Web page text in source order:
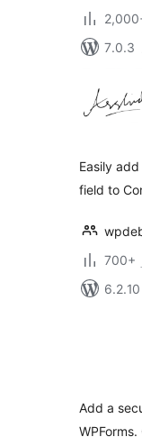
Easily
field to
Add a